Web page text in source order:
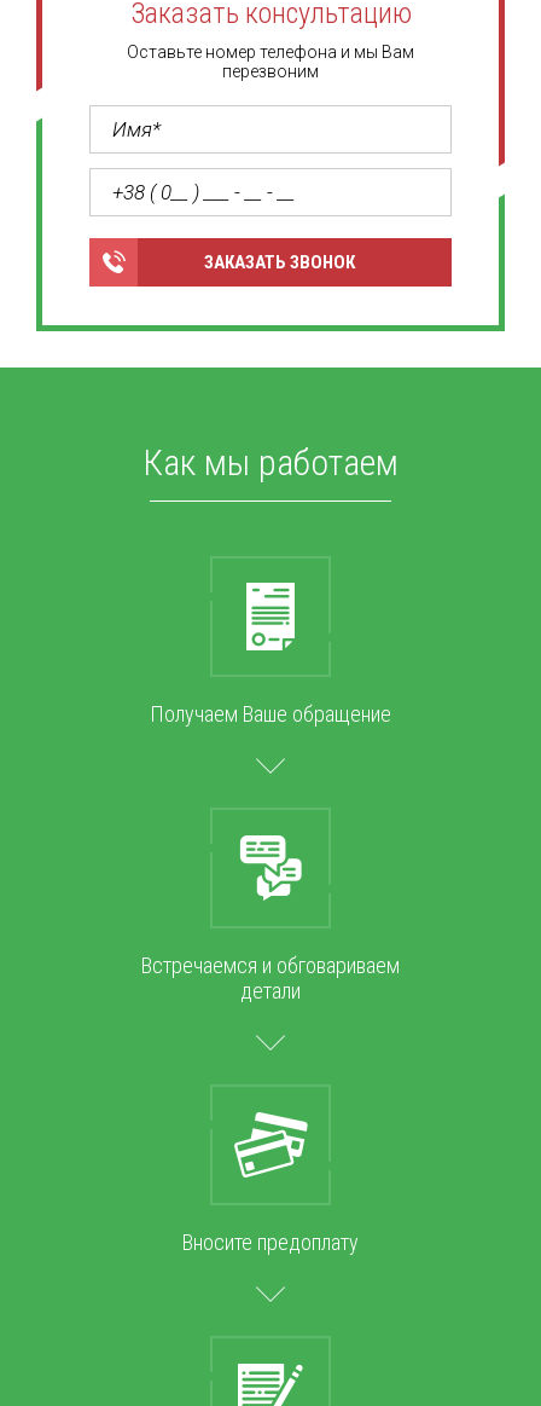
Заказать консультацию
Оставьте номер телефона и мы Вам
перезвоним
ЗАКАЗАТЬ ЗВОНОК
Как мы работаем
Получаем Ваше обращение
Встречаемся и обговариваем
детали
Вносите предоплату